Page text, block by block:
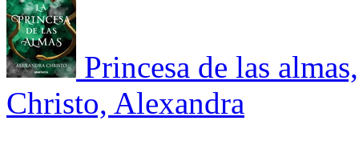
Princesa de las
Christo, Alexandra